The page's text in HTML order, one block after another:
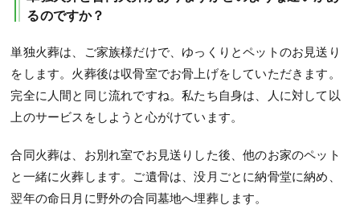
るのですか？
単独火葬は、ご家族様だけで、ゆっくりとペットのお見送り
をします。火葬後は収骨室でお骨上げをしていただきます。
完全に人間と同じ流れですね。私たち自身は、人に対して以
上のサービスをしようと心がけています。
合同火葬は、お別れ室でお見送りした後、他のお家のペット
と一緒に火葬します。ご遺骨は、没月ごとに納骨堂に納め、
翌年の命日月に野外の合同墓地へ埋葬します。